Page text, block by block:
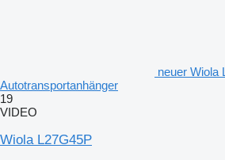
neuer Wiola
Autotransportanhänger
19
VIDEO
Wiola L27G45P